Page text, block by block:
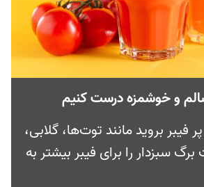
و خوشمزه درست کنیم
فیبر بروید مانند توت‌ها، گلابی،
سبزدار را برای فیبر بیشتر به